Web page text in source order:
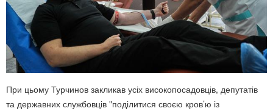
При цьому Турчинов закликав усіх високопосадовців, депутатів
та державних службовців "поділитися своєю кров’ю із